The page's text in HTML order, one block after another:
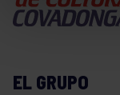
EL GRUPO